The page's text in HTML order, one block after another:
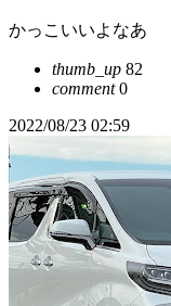
かっこいいよなあ
thumb_up 82
comment0
2022/08/23 02:59